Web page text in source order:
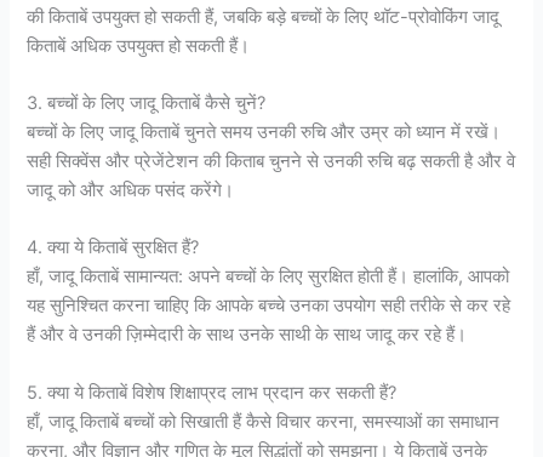
की किताबें उपयुक्त हो सकती हैं, जबकि बड़े बच्चों के लिए थॉट-प्रोवोकिंग जादू
किताबें अधिक उपयुक्त हो सकती हैं।
3. बच्चों के लिए जादू किताबें कैसे चुनें?
बच्चों के लिए जादू किताबें चुनते समय उनकी रुचि और उम्र को ध्यान में रखें।
सही सिक्वेंस और प्रेजेंटेशन की किताब चुनने से उनकी रुचि बढ़ सकती है और वे
जादू को और अधिक पसंद करेंगे।
4. क्या ये किताबें सुरक्षित हैं?
हाँ, जादू किताबें सामान्यत: अपने बच्चों के लिए सुरक्षित होती हैं। हालांकि, आपको
यह सुनिश्चित करना चाहिए कि आपके बच्चे उनका उपयोग सही तरीके से कर रहे
हैं और वे उनकी ज़िम्मेदारी के साथ उनके साथी के साथ जादू कर रहे हैं।
5. क्या ये किताबें विशेष शिक्षाप्रद लाभ प्रदान कर सकती हैं?
हाँ, जादू किताबें बच्चों को सिखाती हैं कैसे विचार करना, समस्याओं का समाधान
करना, और विज्ञान और गणित के मूल सिद्धांतों को समझना। ये किताबें उनके